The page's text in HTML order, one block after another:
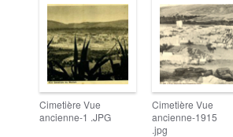
Cimetière Vue
ancienne-1 .JPG
Cimetière Vue
ancienne-1915
.jpg